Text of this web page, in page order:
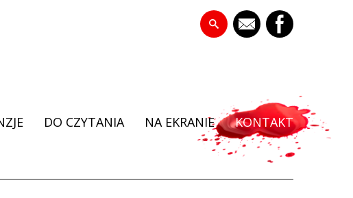
DO CZYTANIA NA EKRANIE KONTAKT